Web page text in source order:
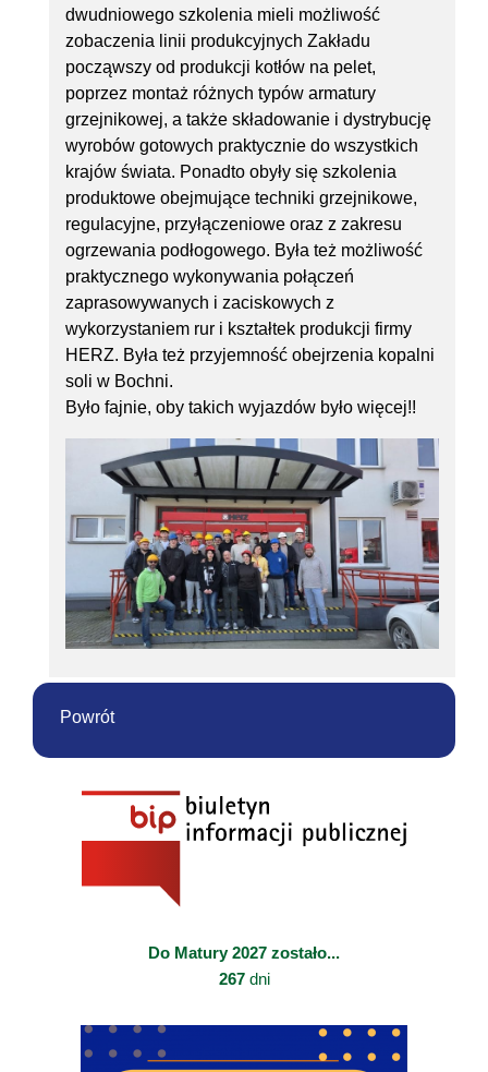
dwudniowego szkolenia mieli możliwość
zobaczenia linii produkcyjnych Zakładu
począwszy od produkcji kotłów na pelet,
poprzez montaż różnych typów armatury
grzejnikowej, a także składowanie i dystrybucję
wyrobów gotowych praktycznie do wszystkich
krajów świata. Ponadto obyły się szkolenia
produktowe obejmujące techniki grzejnikowe,
regulacyjne, przyłączeniowe oraz z zakresu
ogrzewania podłogowego. Była też możliwość
praktycznego wykonywania połączeń
zaprasowywanych i zaciskowych z
wykorzystaniem rur i kształtek produkcji firmy
HERZ. Była też przyjemność obejrzenia kopalni
soli w Bochni.
Było fajnie, oby takich wyjazdów było więcej!!
Powrót
Do Matury 2027 zostało...
267dni